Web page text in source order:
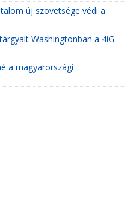
új szövetsége védi a
Washingtonban a 4iG
a magyarországi